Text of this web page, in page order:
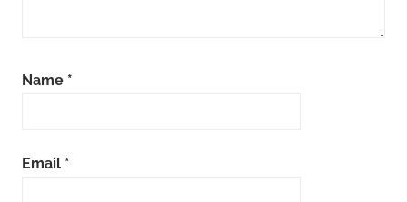
Name *
Email *